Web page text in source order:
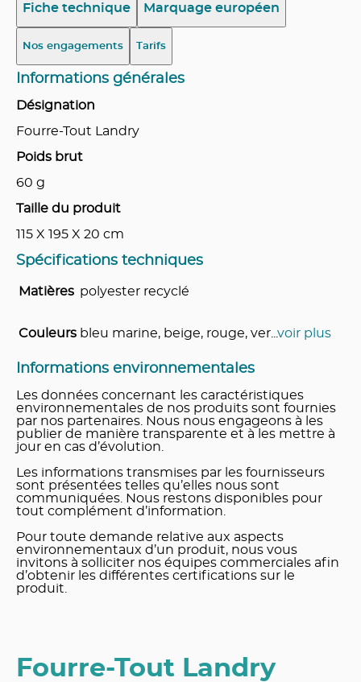
Fiche technique Marquage européen
Nos engagements Tarifs
Informations générales
Désignation
Fourre-Tout Landry
Poids brut
60 g
Taille du produit
115 X 195 X 20 cm
Spécifications techniques
Matières polyester recyclé
Couleurs bleu marine, beige, rouge, ver voir plus
Informations environnementales
Les données concernant les caractéristiques
environnementales de nos produits sont fournies
par nos partenaires. Nous nous engageons à les
publier de manière transparente et à les mettre à
jour en cas d’évolution.
Les informations transmises par les fournisseurs
sont présentées telles qu’elles nous sont
communiquées. Nous restons disponibles pour
tout complément d’information.
Pour toute demande relative aux aspects
environnementaux d’un produit, nous vous
invitons à solliciter nos équipes commerciales afin
d’obtenir les différentes certifications sur le
produit.
Fourre-Tout Landry